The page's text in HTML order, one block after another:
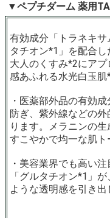
▼ペプチダーム 薬用
有効成分「トラネキ
タチオン*1」を配合し
大人のくすみ*2にア
感あふれる水光白玉肌
・医薬部外品の有効
防ぎ、紫外線などの
ります。メラニンの生
すこやかで均一な肌ト
・美容業界でも高い
「グルタチオン*1」
ような透明感を引き出